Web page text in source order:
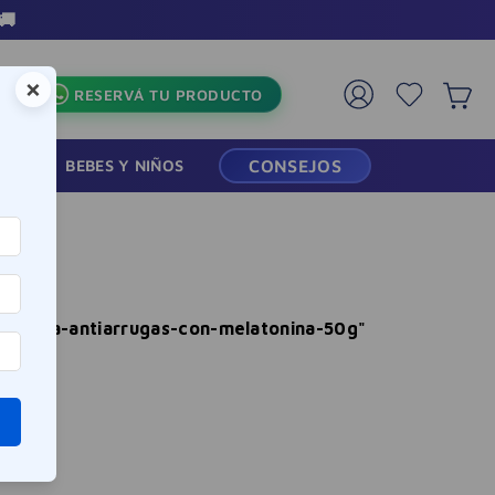
RESERVÁ TU PRODUCTO
BEBES Y NIÑOS CONSEJOS
antiarrugas-con-melatonina-50g"
×